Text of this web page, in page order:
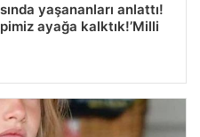
yaşananları anlattı!
ayağa kalktık!’Milli